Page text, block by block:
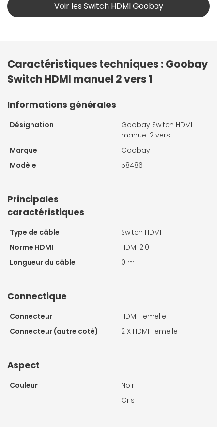
Voir les Switch HDMI Goobay
Caractéristiques techniques : Goobay
Switch HDMI manuel 2 vers 1
Informations générales
Désignation
Goobay Switch HDMI
manuel 2 vers 1
Marque
Goobay
Modèle
58486
Principales
caractéristiques
Type de câble
Switch HDMI
Norme HDMI
HDMI 2.0
Longueur du câble
0 m
Connectique
Connecteur
HDMI Femelle
Connecteur (autre coté)
2 X HDMI Femelle
Aspect
Couleur
Noir
Gris